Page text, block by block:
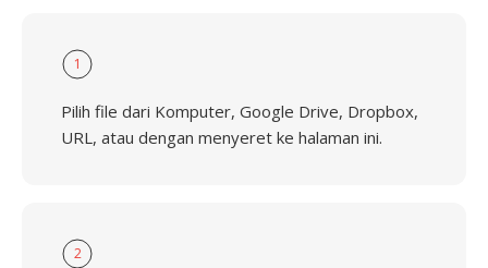
1
Pilih file dari Komputer, Google Drive, Dropbox,
URL, atau dengan menyeret ke halaman ini.
2